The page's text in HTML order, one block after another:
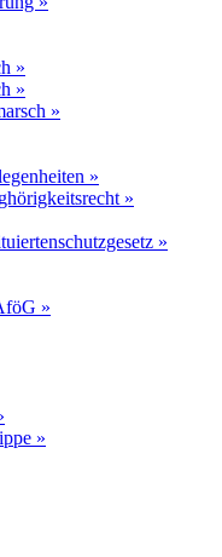
»
»
»
»
»
»
»
»